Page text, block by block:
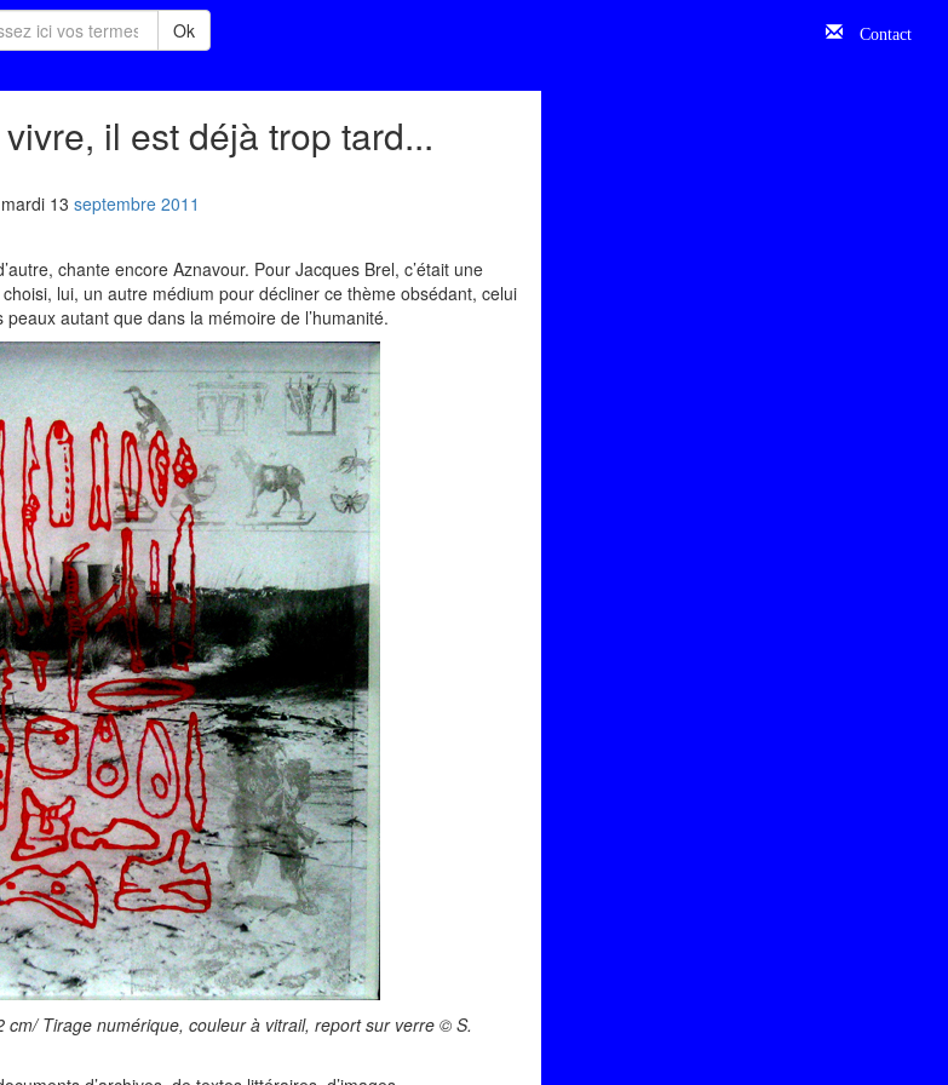
Ok Contact
il est déjà trop tard...
mardi 13 septembre 2011
chante encore Aznavour. Pour Jacques Brel, c’était une
lui, un autre médium pour décliner ce thème obsédant, celui
autant que dans la mémoire de l’humanité.
Tirage numérique, couleur à vitrail, report sur verre © S.